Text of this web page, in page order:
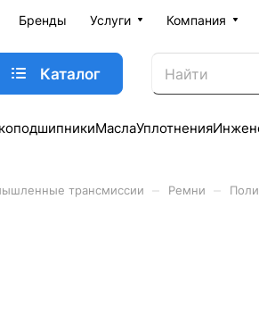
Бренды Услуги Компания
Каталог
МаслаУплотнения
трансмиссии Ремни